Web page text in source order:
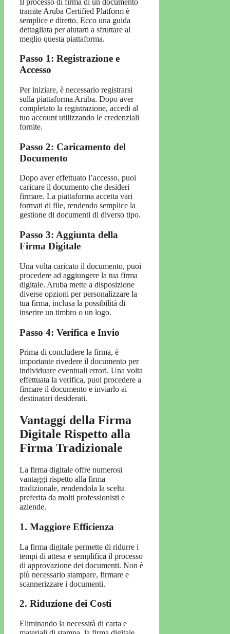
tramite Aruba Certified Platform è
semplice e diretto. Ecco una guida
dettagliata per aiutarti a sfruttare al
meglio questa piattaforma.
Passo 1: Registrazione e
Accesso
Per iniziare, è necessario registrarsi
sulla piattaforma Aruba. Dopo aver
completato la registrazione, accedi al
tuo account utilizzando le credenziali
fornite.
Passo 2: Caricamento del
Documento
Dopo aver effettuato l’accesso, puoi
caricare il documento che desideri
firmare. La piattaforma accetta vari
formati di file, rendendo semplice la
gestione di documenti di diverso tipo.
Passo 3: Aggiunta della
Firma Digitale
Una volta caricato il documento, puoi
procedere ad aggiungere la tua firma
digitale. Aruba mette a disposizione
diverse opzioni per personalizzare la
tua firma, inclusa la possibilità di
inserire un timbro o un logo.
Passo 4: Verifica e Invio
Prima di concludere la firma, è
importante rivedere il documento per
individuare eventuali errori. Una volta
effettuata la verifica, puoi procedere a
firmare il documento e inviarlo ai
destinatari desiderati.
Vantaggi della Firma
Digitale Rispetto alla
Firma Tradizionale
La firma digitale offre numerosi
vantaggi rispetto alla firma
tradizionale, rendendola la scelta
preferita da molti professionisti e
aziende.
1. Maggiore Efficienza
La firma digitale permette di ridurre i
tempi di attesa e semplifica il processo
di approvazione dei documenti. Non è
più necessario stampare, firmare e
scannerizzare i documenti.
2. Riduzione dei Costi
Eliminando la necessità di carta e